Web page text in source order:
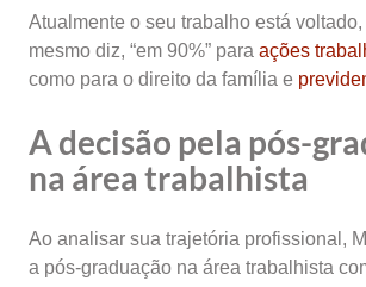
Atualmente o seu trabalho está
mesmo diz, “em 90%” para ações
como para o direito da família e
A decisão pela pós-
na área trabalhista
Ao analisar sua trajetória profissional,
a pós-graduação na área trabalhista